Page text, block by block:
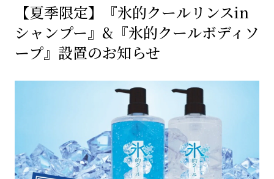
【夏季限定】『氷的クールリンスin
シャンプー』&『氷的クールボディソ
ープ』設置のお知らせ